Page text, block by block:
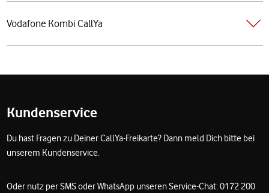
Vodafone Kombi CallYa
Kundenservice
Du hast Fragen zu Deiner CallYa-Freikarte? Dann meld Dich bitte bei
unserem Kundenservice.
Oder nutz per SMS oder WhatsApp unseren Service-Chat: 0172 200